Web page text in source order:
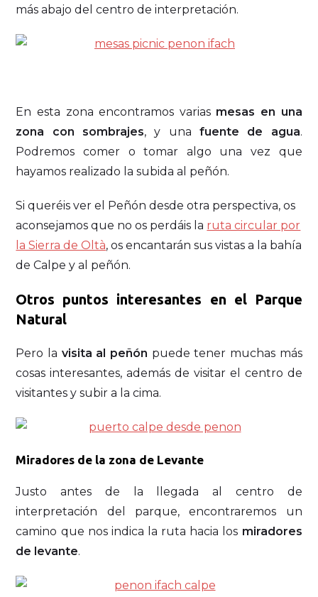
más abajo del centro de interpretación.
En esta zona encontramos varias mesas en una
zona con sombrajes, y una fuente de agua.
Podremos comer o tomar algo una vez que
hayamos realizado la subida al peñón.
Si queréis ver el Peñón desde otra perspectiva, os
aconsejamos que no os perdáis la ruta circular por
la Sierra de Oltà, os encantarán sus vistas a la bahía
de Calpe y al peñón.
Otros puntos interesantes en el Parque
Natural
Pero la visita al peñón puede tener muchas más
cosas interesantes, además de visitar el centro de
visitantes y subir a la cima.
Miradores de la zona de Levante
Justo antes de la llegada al centro de
interpretación del parque, encontraremos un
camino que nos indica la ruta hacia los miradores
de levante.